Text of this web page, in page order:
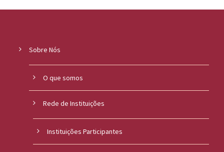
Sobre Nós
O que somos
Rede de Instituições
Instituições Participantes